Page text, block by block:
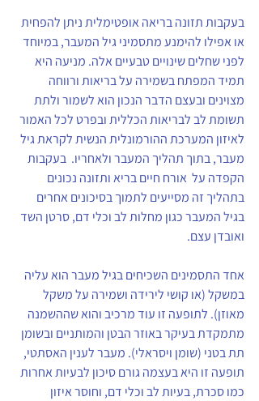
בעקבות תזונה בריאה אופטימלית ניתן להפחית
או אפילו להימנע מתסמיני גיל המעבר, במיוחד
לפני שחלים שינויים טבעיים אלה. מניעה היא
תמיד המפתח בשמירה על בריאות ורווחה
מצוינים ובעצם הדבר הנכון הוא לשמור ולתת
תשומת לב לבריאות הכללית ובפרט לכל האמור
לאיזון המערכת ההורמונלית הנשית לקראת גיל
מעבר, בתוך תהליך המעבר ולאחריו.  בעקבות
הקפדה על  אורח חיים בריא ותזונה נכונים
בתהליך זה מסייעים לתמוך בסיכונים אחרים
בגיל המעבר כגון מחלות לב וכלי דם, סרטן השד
ואובדן עצם.
אחד התסמינים השכיחים בגיל מעבר הוא עליה
במשקל (או קושי לירידה ושמירה על משקל
מאוזן). לתופעה זו עוד מרכיב והוא שההשמנה
מתמקדת בעיקר באוזר הבטן והמותניים ובשומן
תת בטני (שומן ויסראלי). מעבר לענין האסתטי,
תופעה זו היא בעצמה גורם סיכון לבעיות אחרות
כמו סכרת, בעיות לב וכלי דם, וחוסר איזון